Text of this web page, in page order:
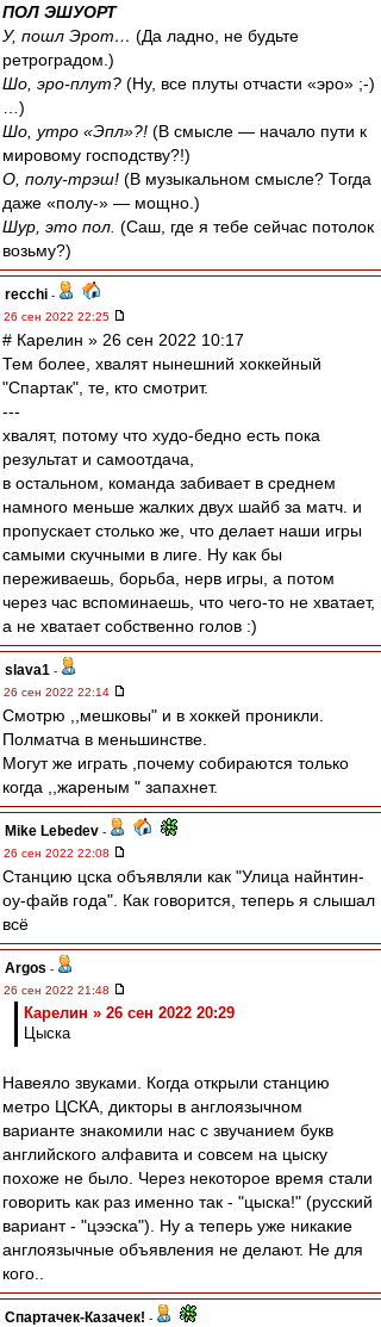
ПОЛ ЭШУОРТ
У, пошл Эрот… (Да ладно, не будьте
ретроградом.)
Шо, эро-плут? (Ну, все плуты отчасти «эро» ;-)
…)
Шо, утро «Эпл»?! (В смысле — начало пути к
мировому господству?!)
О, полу-трэш! (В музыкальном смысле? Тогда
даже «полу-» — мощно.)
Шур, это пол. (Саш, где я тебе сейчас потолок
возьму?)
recchi -
26 сен 2022 22:25
# Карелин » 26 сен 2022 10:17
Тем более, хвалят нынешний хоккейный
"Спартак", те, кто смотрит.
---
хвалят, потому что худо-бедно есть пока
результат и самоотдача,
в остальном, команда забивает в среднем
намного меньше жалких двух шайб за матч. и
пропускает столько же, что делает наши игры
самыми скучными в лиге. Ну как бы
переживаешь, борьба, нерв игры, а потом
через час вспоминаешь, что чего-то не хватает,
а не хватает собственно голов :)
slava1 -
26 сен 2022 22:14
Смотрю ,,мешковы" и в хоккей проникли.
Полматча в меньшинстве.
Могут же играть ,почему собираются только
когда ,,жареным " запахнет.
Mike Lebedev -
26 сен 2022 22:08
Станцию цска объявляли как "Улица найнтин-
оу-файв года". Как говорится, теперь я слышал
всё
Argos -
26 сен 2022 21:48
Карелин » 26 сен 2022 20:29
Цыска
Навеяло звуками. Когда открыли станцию
метро ЦСКА, дикторы в англоязычном
варианте знакомили нас с звучанием букв
английского алфавита и совсем на цыску
похоже не было. Через некоторое время стали
говорить как раз именно так - "цыска!" (русский
вариант - "цээска"). Ну а теперь уже никакие
англоязычные объявления не делают. Не для
кого..
Спартачек-Казачек! -